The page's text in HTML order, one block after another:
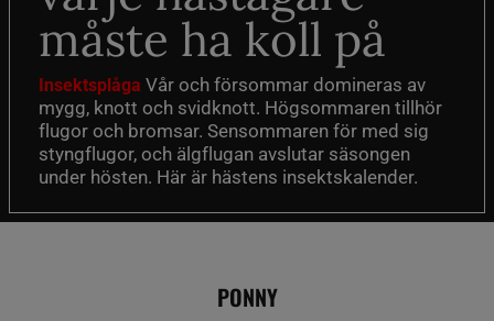
måste ha koll på
Insektsplåga Vår och försommar domineras av
mygg, knott och svidknott. Högsommaren tillhör
flugor och bromsar. Sensommaren för med sig
styngflugor, och älgflugan avslutar säsongen
under hösten. Här är hästens insektskalender.
PONNY